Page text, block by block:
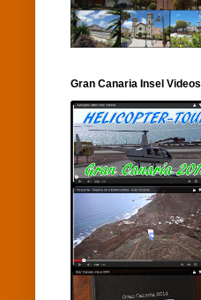
Gran Canaria Insel Videos